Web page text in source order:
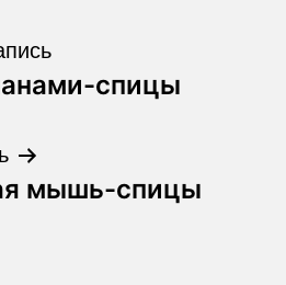
спицы
мышь-спицы